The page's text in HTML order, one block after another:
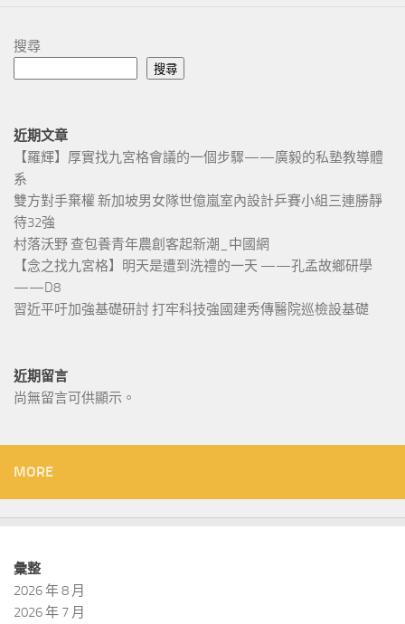
搜尋
搜尋
近期文章
【羅輝】厚實找九宮格會議的一個步驟——廣毅的私塾教導體
系
雙方對手棄權 新加坡男女隊世億嵐室內設計乒賽小組三連勝靜
待32強
村落沃野 查包養青年農創客起新潮_中國網
【念之找九宮格】明天是遭到洗禮的一天 ——孔孟故鄉研學
——D8
習近平吁加強基礎研討 打牢科技強國建秀傳醫院巡檢設基礎
近期留言
尚無留言可供顯示。
MORE
彙整
2026 年 8 月
2026 年 7 月